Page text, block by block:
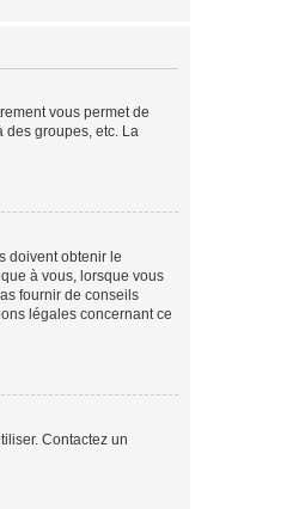
vous permet de
des groupes, etc. La
doivent obtenir le
à vous, lorsque vous
fournir de conseils
légales concernant ce
Contactez un